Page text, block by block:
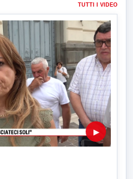
TUTTI I VIDEO
▶